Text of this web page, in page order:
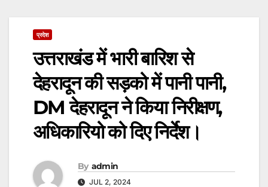
प्रदेश
उत्तराखंड में भारी बारिश से
देहरादून की सड़को में पानी पानी,
DM देहरादून ने किया निरीक्षण,
अधिकारियो को दिए निर्देश।
By admin
JUL 2, 2024